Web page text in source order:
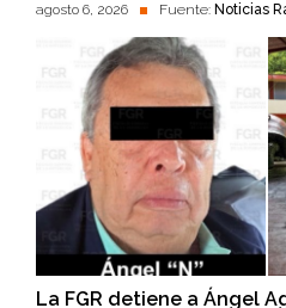
agosto 6, 2026 Fuente: Noticias
La FGR detiene a Ángel